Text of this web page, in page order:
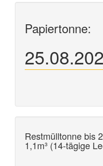
Papiertonne:
Restmülltonne bis
1,1m³ (14-tägige